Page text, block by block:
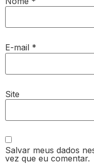
E-mail *
Site
Salvar meus dados
vez que eu comentar.